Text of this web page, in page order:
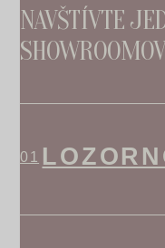
NAVŠTÍVTE